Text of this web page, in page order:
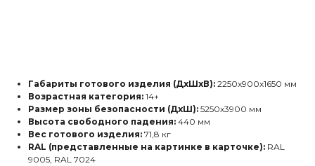
Габариты готового изделия (ДхШхВ): 2250х900х1650 мм
Возрастная категория: 14+
Размер зоны безопасности (ДхШ): 5250х3900 мм
Высота свободного падения: 440 мм
Вес готового изделия: 71,8 кг
RAL (представленные на картинке в карточке): RAL
9005, RAL 7024